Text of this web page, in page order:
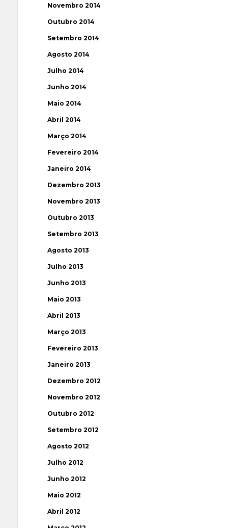
Novembro 2014
Outubro 2014
Setembro 2014
Agosto 2014
Julho 2014
Junho 2014
Maio 2014
Abril 2014
Março 2014
Fevereiro 2014
Janeiro 2014
Dezembro 2013
Novembro 2013
Outubro 2013
Setembro 2013
Agosto 2013
Julho 2013
Junho 2013
Maio 2013
Abril 2013
Março 2013
Fevereiro 2013
Janeiro 2013
Dezembro 2012
Novembro 2012
Outubro 2012
Setembro 2012
Agosto 2012
Julho 2012
Junho 2012
Maio 2012
Abril 2012